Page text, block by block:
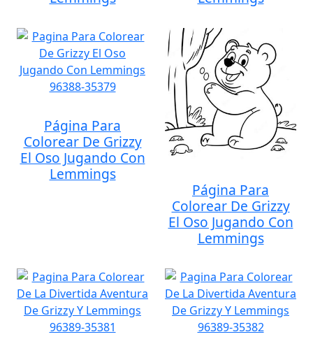
Página Para
Colorear De Grizzy
El Oso Jugando Con
Lemmings
Página Para
Colorear De Grizzy
El Oso Jugando Con
Lemmings